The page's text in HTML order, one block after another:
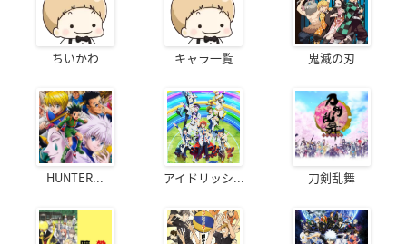
ちいかわ キャラ一覧 鬼滅の刃
HUNTER... アイドリッシ... 刀剣乱舞